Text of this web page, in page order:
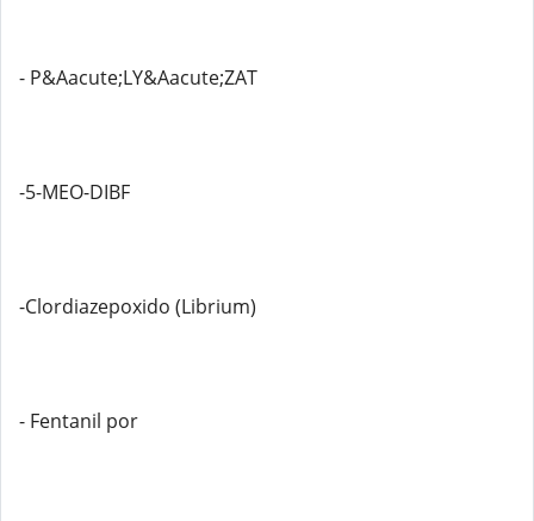
- P&Aacute;LY&Aacute;ZAT
-5-MEO-DIBF
-Clordiazepoxido (Librium)
- Fentanil por